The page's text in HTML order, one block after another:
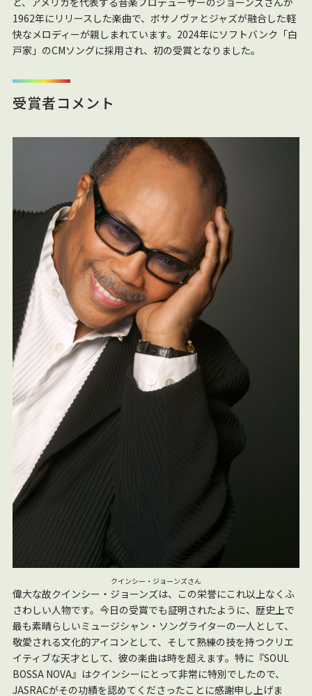
1962年にリリースした楽曲で、ボサノヴァとジャズが融合した軽
快なメロディーが親しまれています。2024年にソフトバンク「白
戸家」のCMソングに採用され、初の受賞となりました。
受賞者コメント
クインシー・ジョーンズさん
偉大な故クインシー・ジョーンズは、この栄誉にこれ以上なくふ
さわしい人物です。今日の受賞でも証明されたように、歴史上で
最も素晴らしいミュージシャン・ソングライターの一人として、
敬愛される文化的アイコンとして、そして熟練の技を持つクリエ
イティブな天才として、彼の楽曲は時を超えます。特に『SOUL
BOSSA NOVA』はクインシーにとって非常に特別でしたので、
JASRACがその功績を認めてくださったことに感謝申し上げま